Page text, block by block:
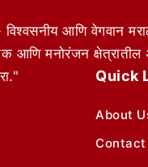
विश्वसनीय आणि वेगवान
आणि मनोरंजन क्षेत्रातील
Quick
About
Contact